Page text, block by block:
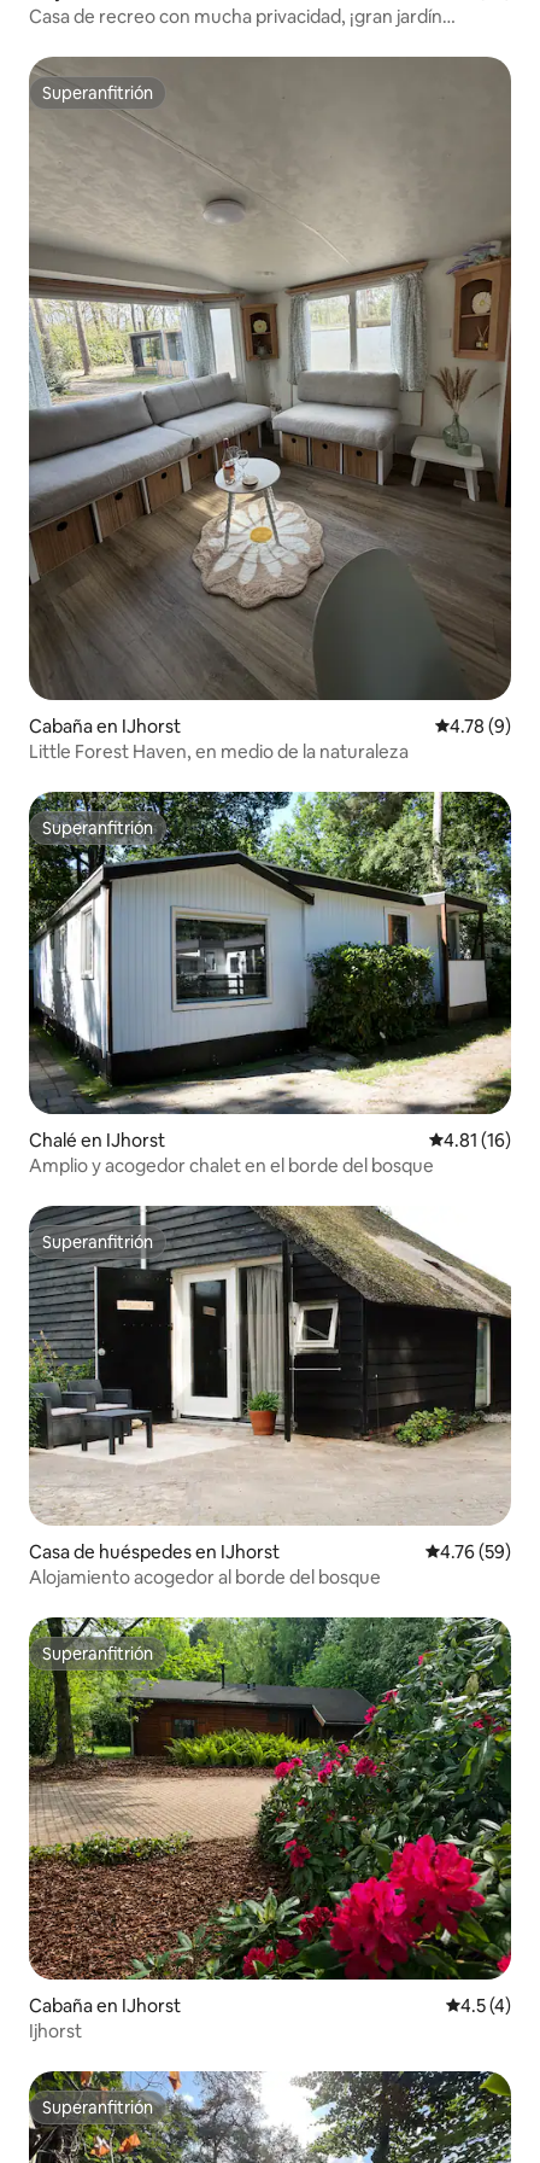
Casa de recreo con mucha privacidad, ¡gran jardín
Superanfitrión
Superanfitrión
Cabaña en IJhorst Calificación
4.78 (9)
Little Forest Haven, en medio de la naturaleza
Superanfitrión
Superanfitrión
Chalé en IJhorst Calificación
4.81 (16)
Amplio y acogedor chalet en el borde del bosque
Superanfitrión
Superanfitrión
Casa de huéspedes en IJhorst Calificación
4.76 (59)
Alojamiento acogedor al borde del bosque
Superanfitrión
Superanfitrión
Cabaña en IJhorst
4.5 (4)
Ijhorst
Superanfitrión
Superanfitrión